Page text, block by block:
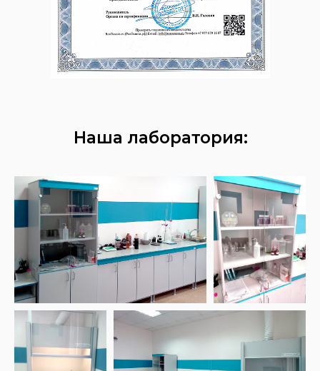
Наша лаборатория: